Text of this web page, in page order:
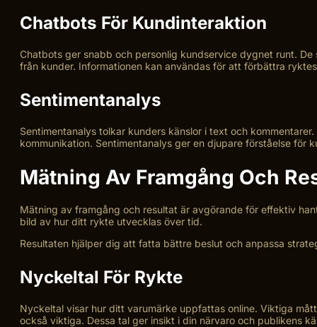
Chatbots För Kundinteraktion
Chatbots ger snabb och personlig kundservice dygnet runt.
från kunder. Informationen kan användas för att förbättra
Sentimentanalys
Sentimentanalys tolkar kunders känslor i text och
kommunikation. Sentimentanalys ger en djupare förståelse för
Mätning Av Framgång Och
Mätning av framgång och resultat är avgörande för effektiv
bild av hur ditt rykte utvecklas över tid.
Resultaten hjälper dig att fatta bättre beslut och anpassa
Nyckeltal För Rykte
Nyckeltal visar hur ditt varumärke uppfattas online. Viktiga
också viktiga. Dessa tal ger insikt i din närvaro och publikens